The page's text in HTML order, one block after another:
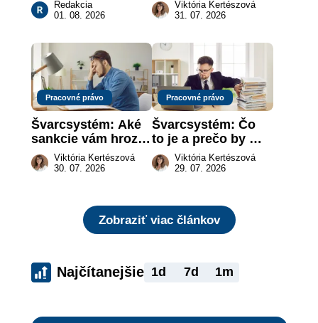
ktoré urobia prácu
Redakcia
01. 08. 2026
legálne a bez
Viktória Kertészová
31. 07. 2026
Pracovné právo
Švarcsystém: Aké
sankcie vám hrozia
a prečo nestačí
zaplatiť pokutu?
Viktória Kertészová
30. 07. 2026
Pracovné právo
Švarcsystém: Čo
to je a prečo by
vás to malo
zaujímať
Viktória Kertészová
29. 07. 2026
Zobraziť viac článkov
Najčítanejšie 1d 7d 1m